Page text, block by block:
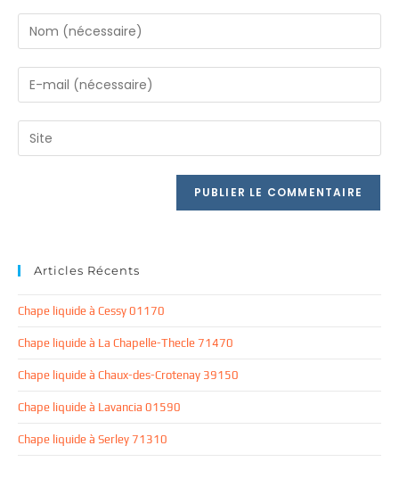
Enter
your
name
to
comment
Enter
your
email
address
Saisir
l’URL
Articles Récents
Chape liquide à Cessy 01170
Chape liquide à La Chapelle-Thecle 71470
Chape liquide à Chaux-des-Crotenay 39150
Chape liquide à Lavancia 01590
Chape liquide à Serley 71310